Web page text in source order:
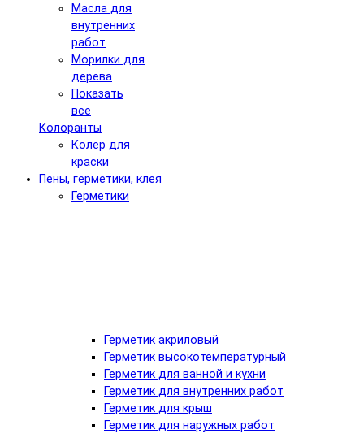
Масла для
внутренних
работ
Морилки для
дерева
Показать
все
Колоранты
Колер для
краски
Пены, герметики, клея
Герметики
Герметик акриловый
Герметик высокотемпературный
Герметик для ванной и кухни
Герметик для внутренних работ
Герметик для крыш
Герметик для наружных работ